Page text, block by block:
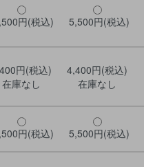
円(税込) 5,500円(税込)
円(税込)
在庫なし
4,400円(税込)
在庫なし
円(税込) 5,500円(税込)